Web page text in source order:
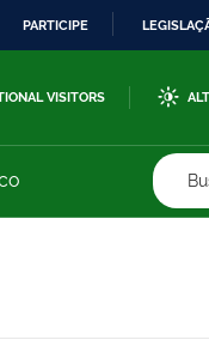
PARTICIPE
VISITORS